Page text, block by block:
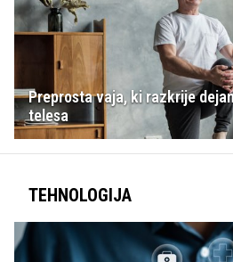
Preprosta vaja, ki razkrije
telesa
TEHNOLOGIJA